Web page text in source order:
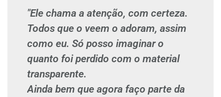
"Ele chama a atenção, com certeza.
Todos que o veem o adoram, assim
como eu. Só posso imaginar o
quanto foi perdido com o material
transparente.
Ainda bem que agora faço parte da